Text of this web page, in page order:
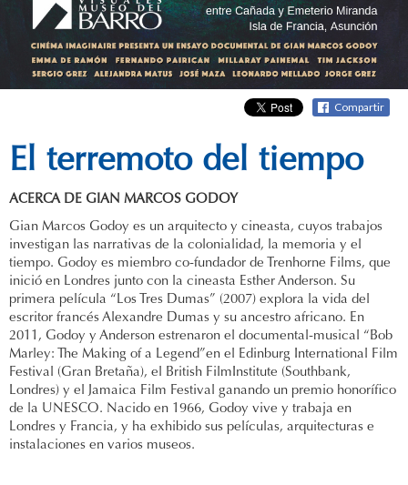
Compartir
El terremoto del tiempo
ACERCA DE GIAN MARCOS GODOY
Gian Marcos Godoy es un arquitecto y cineasta, cuyos trabajos
investigan las narrativas de la colonialidad, la memoria y el
tiempo. Godoy es miembro co-fundador de Trenhorne Films, que
inició en Londres junto con la cineasta Esther Anderson. Su
primera película “Los Tres Dumas” (2007) explora la vida del
escritor francés Alexandre Dumas y su ancestro africano. En
2011, Godoy y Anderson estrenaron el documental-musical “Bob
Marley: The Making of a Legend”en el Edinburg International Film
Festival (Gran Bretaña), el British FilmInstitute (Southbank,
Londres) y el Jamaica Film Festival ganando un premio honorífico
de la UNESCO. Nacido en 1966, Godoy vive y trabaja en
Londres y Francia, y ha exhibido sus películas, arquitecturas e
instalaciones en varios museos.